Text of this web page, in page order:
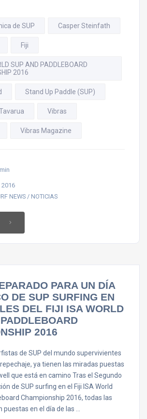
de SUP Casper Steinfath
Fiji
SUP AND PADDLEBOARD
2016
Stand Up Paddle (SUP)
Vibras
Vibras Magazine
2016
NEWS / NOTICIAS
PARA UN DÍA
DE SUP SURFING EN
DEL FIJI ISA WORLD
2016
de SUP del mundo supervivientes
ya tienen las miradas puestas
que está en camino Tras el Segundo
de SUP surfing en el Fiji ISA World
Championship 2016, todas las
en el día de las …